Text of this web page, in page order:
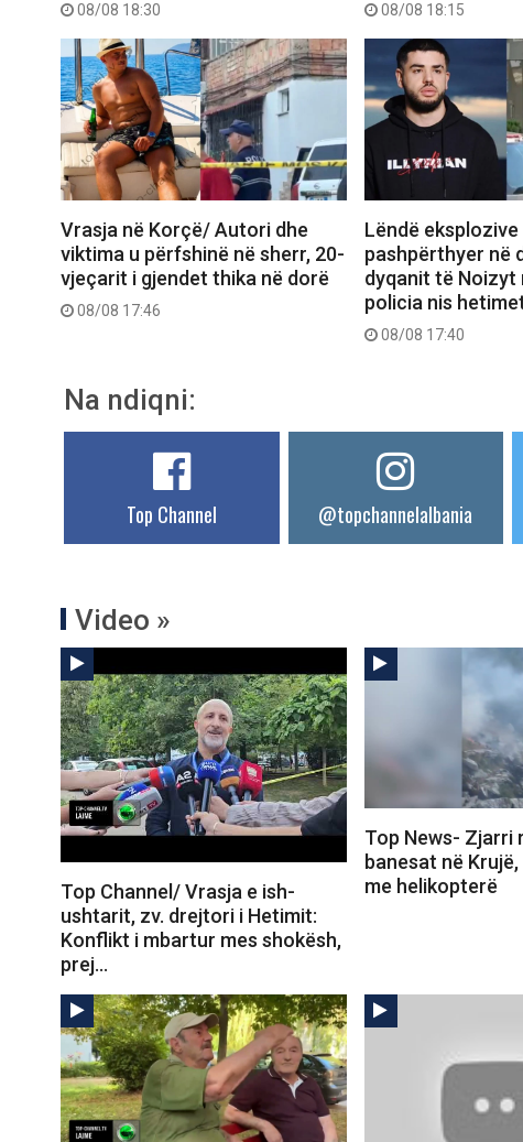
08/08 18:30 08/08 18:15
Vrasja në Korçë/ Autori dhe
viktima u përfshinë në sherr, 20-
vjeçarit i gjendet thika në dorë
08/08 17:46
Lëndë eksplozive
pashpërthyer në
dyqanit të Noizyt
policia nis
08/08 17:40
Na ndiqni:
Top Channel @topchannelalbania
Video »
Top Channel/ Vrasja e ish-
ushtarit, zv. drejtori i Hetimit:
Konflikt i mbartur mes shokësh,
prej…
Top News- Zjarri
banesat në
me helikopterë